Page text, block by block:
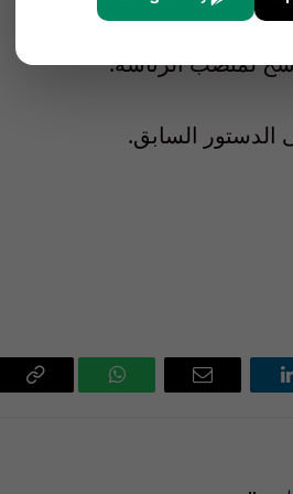
لمن لم يكن مقيما عشر
لمنصب الرئاسة.
السابق.
لينكدإن
البريد
واتساب